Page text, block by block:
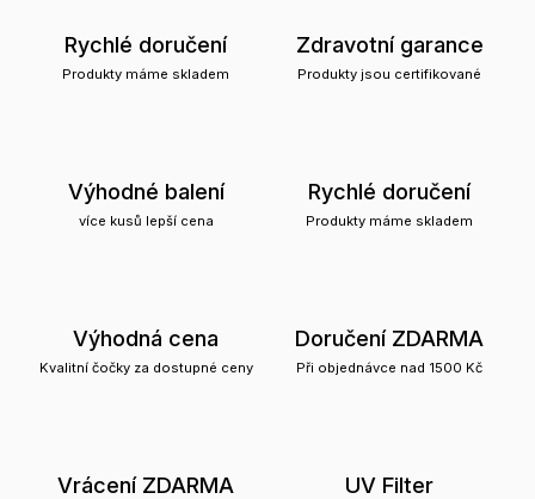
Rychlé doručení
Produkty máme skladem
Zdravotní garance
Produkty jsou certifikované
Výhodné balení
více kusů lepší cena
Rychlé doručení
Produkty máme skladem
Výhodná cena
Kvalitní čočky za dostupné ceny
Doručení ZDARMA
Při objednávce nad 1500 Kč
Vrácení ZDARMA UV Filter